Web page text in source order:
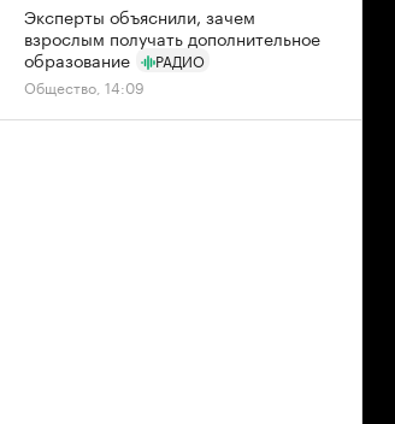
Эксперты объяснили, зачем
взрослым получать дополнительное
образование
РАДИО
Общество, 14:09